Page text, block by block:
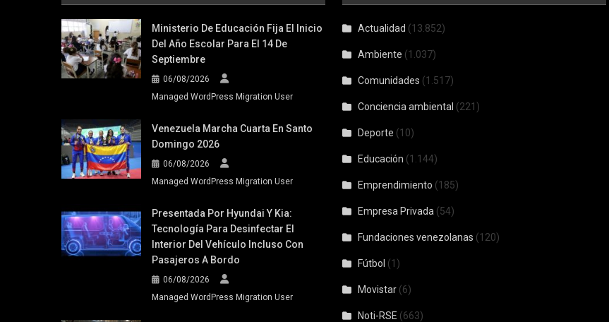
Ministerio De Educación Fija El Inicio
Del Año Escolar Para El 14 De
Septiembre
06/08/2026
Managed WordPress Migration User
Venezuela Marcha Cuarta En Santo
Domingo 2026
06/08/2026
Managed WordPress Migration User
Presentada Por Hyundai Y Kia:
Tecnología Para Desinfectar El
Interior Del Vehículo Incluso Con
Pasajeros A Bordo
06/08/2026
Managed WordPress Migration User
Actualidad (13.852)
Ambiente (1.037)
Comunidades (1.517)
Conciencia ambiental (221)
Deporte (10)
Educación (1.144)
Emprendimiento (185)
Empresa Privada (54)
Fundaciones venezolanas (120)
Fútbol (1)
Movistar (6)
Noti-RSE (663)